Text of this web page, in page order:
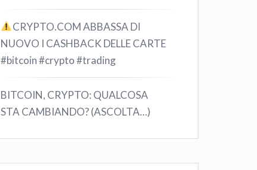
CRYPTO.COM ABBASSA DI
NUOVO I CASHBACK DELLE CARTE
#bitcoin #crypto #trading
BITCOIN, CRYPTO: QUALCOSA
STA CAMBIANDO? (ASCOLTA…)